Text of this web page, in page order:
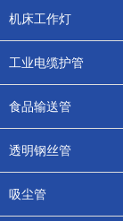
机床工作灯
工业电缆护管
食品输送管
透明钢丝管
吸尘管